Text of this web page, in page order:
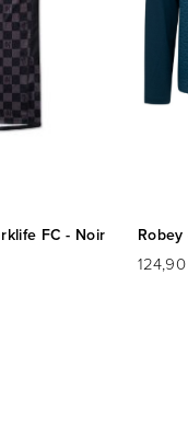
FC - Noir